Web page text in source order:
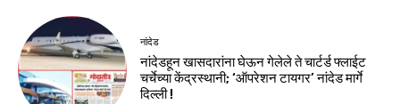
नांदेड
नांदेडहून खासदारांना घेऊन गेलेले ते चार्टर्ड फ्लाईट
चर्चेच्या केंद्रस्थानी; ‘ऑपरेशन टायगर’ नांदेड मार्गे
दिल्ली !